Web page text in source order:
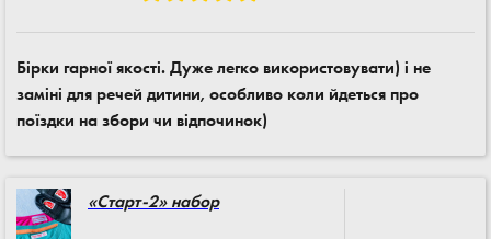
Бірки гарної якості. Дуже легко використовувати) і не
заміні для речей дитини, особливо коли йдеться про
поїздки на збори чи відпочинок)
«Старт-2» набор